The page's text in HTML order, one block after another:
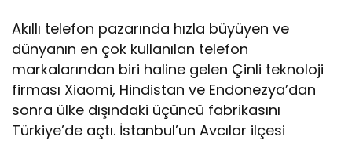
Akıllı telefon pazarında hızla büyüyen ve
dünyanın en çok kullanılan telefon
markalarından biri haline gelen Çinli teknoloji
firması Xiaomi, Hindistan ve Endonezya’dan
sonra ülke dışındaki üçüncü fabrikasını
Türkiye’de açtı. İstanbul’un Avcılar ilçesi